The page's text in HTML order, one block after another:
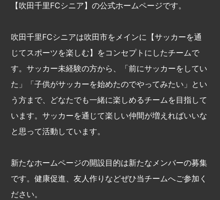
【吹田千里FCシニア】の公式ホームページです。
吹田千里FCシニアは吹田市をメインに【サッカーを通
じてスポーツを楽しむ】をコンセプトにしたチームで
す。サッカー未経験の方から、「前にサッカーをしてい
た」「子供がサッカーを始めたのでやってみたい」とい
う方まで、どなたでも一緒に楽しめるチームを目指して
います。サッカーを通じて楽しい仲間が増えればいいな
と思って活動しています。
新たなホームページの開設目的は新たなメンバーの募集
です。健康促進、友人作りなどぜひ当チームへご参加く
ださい。